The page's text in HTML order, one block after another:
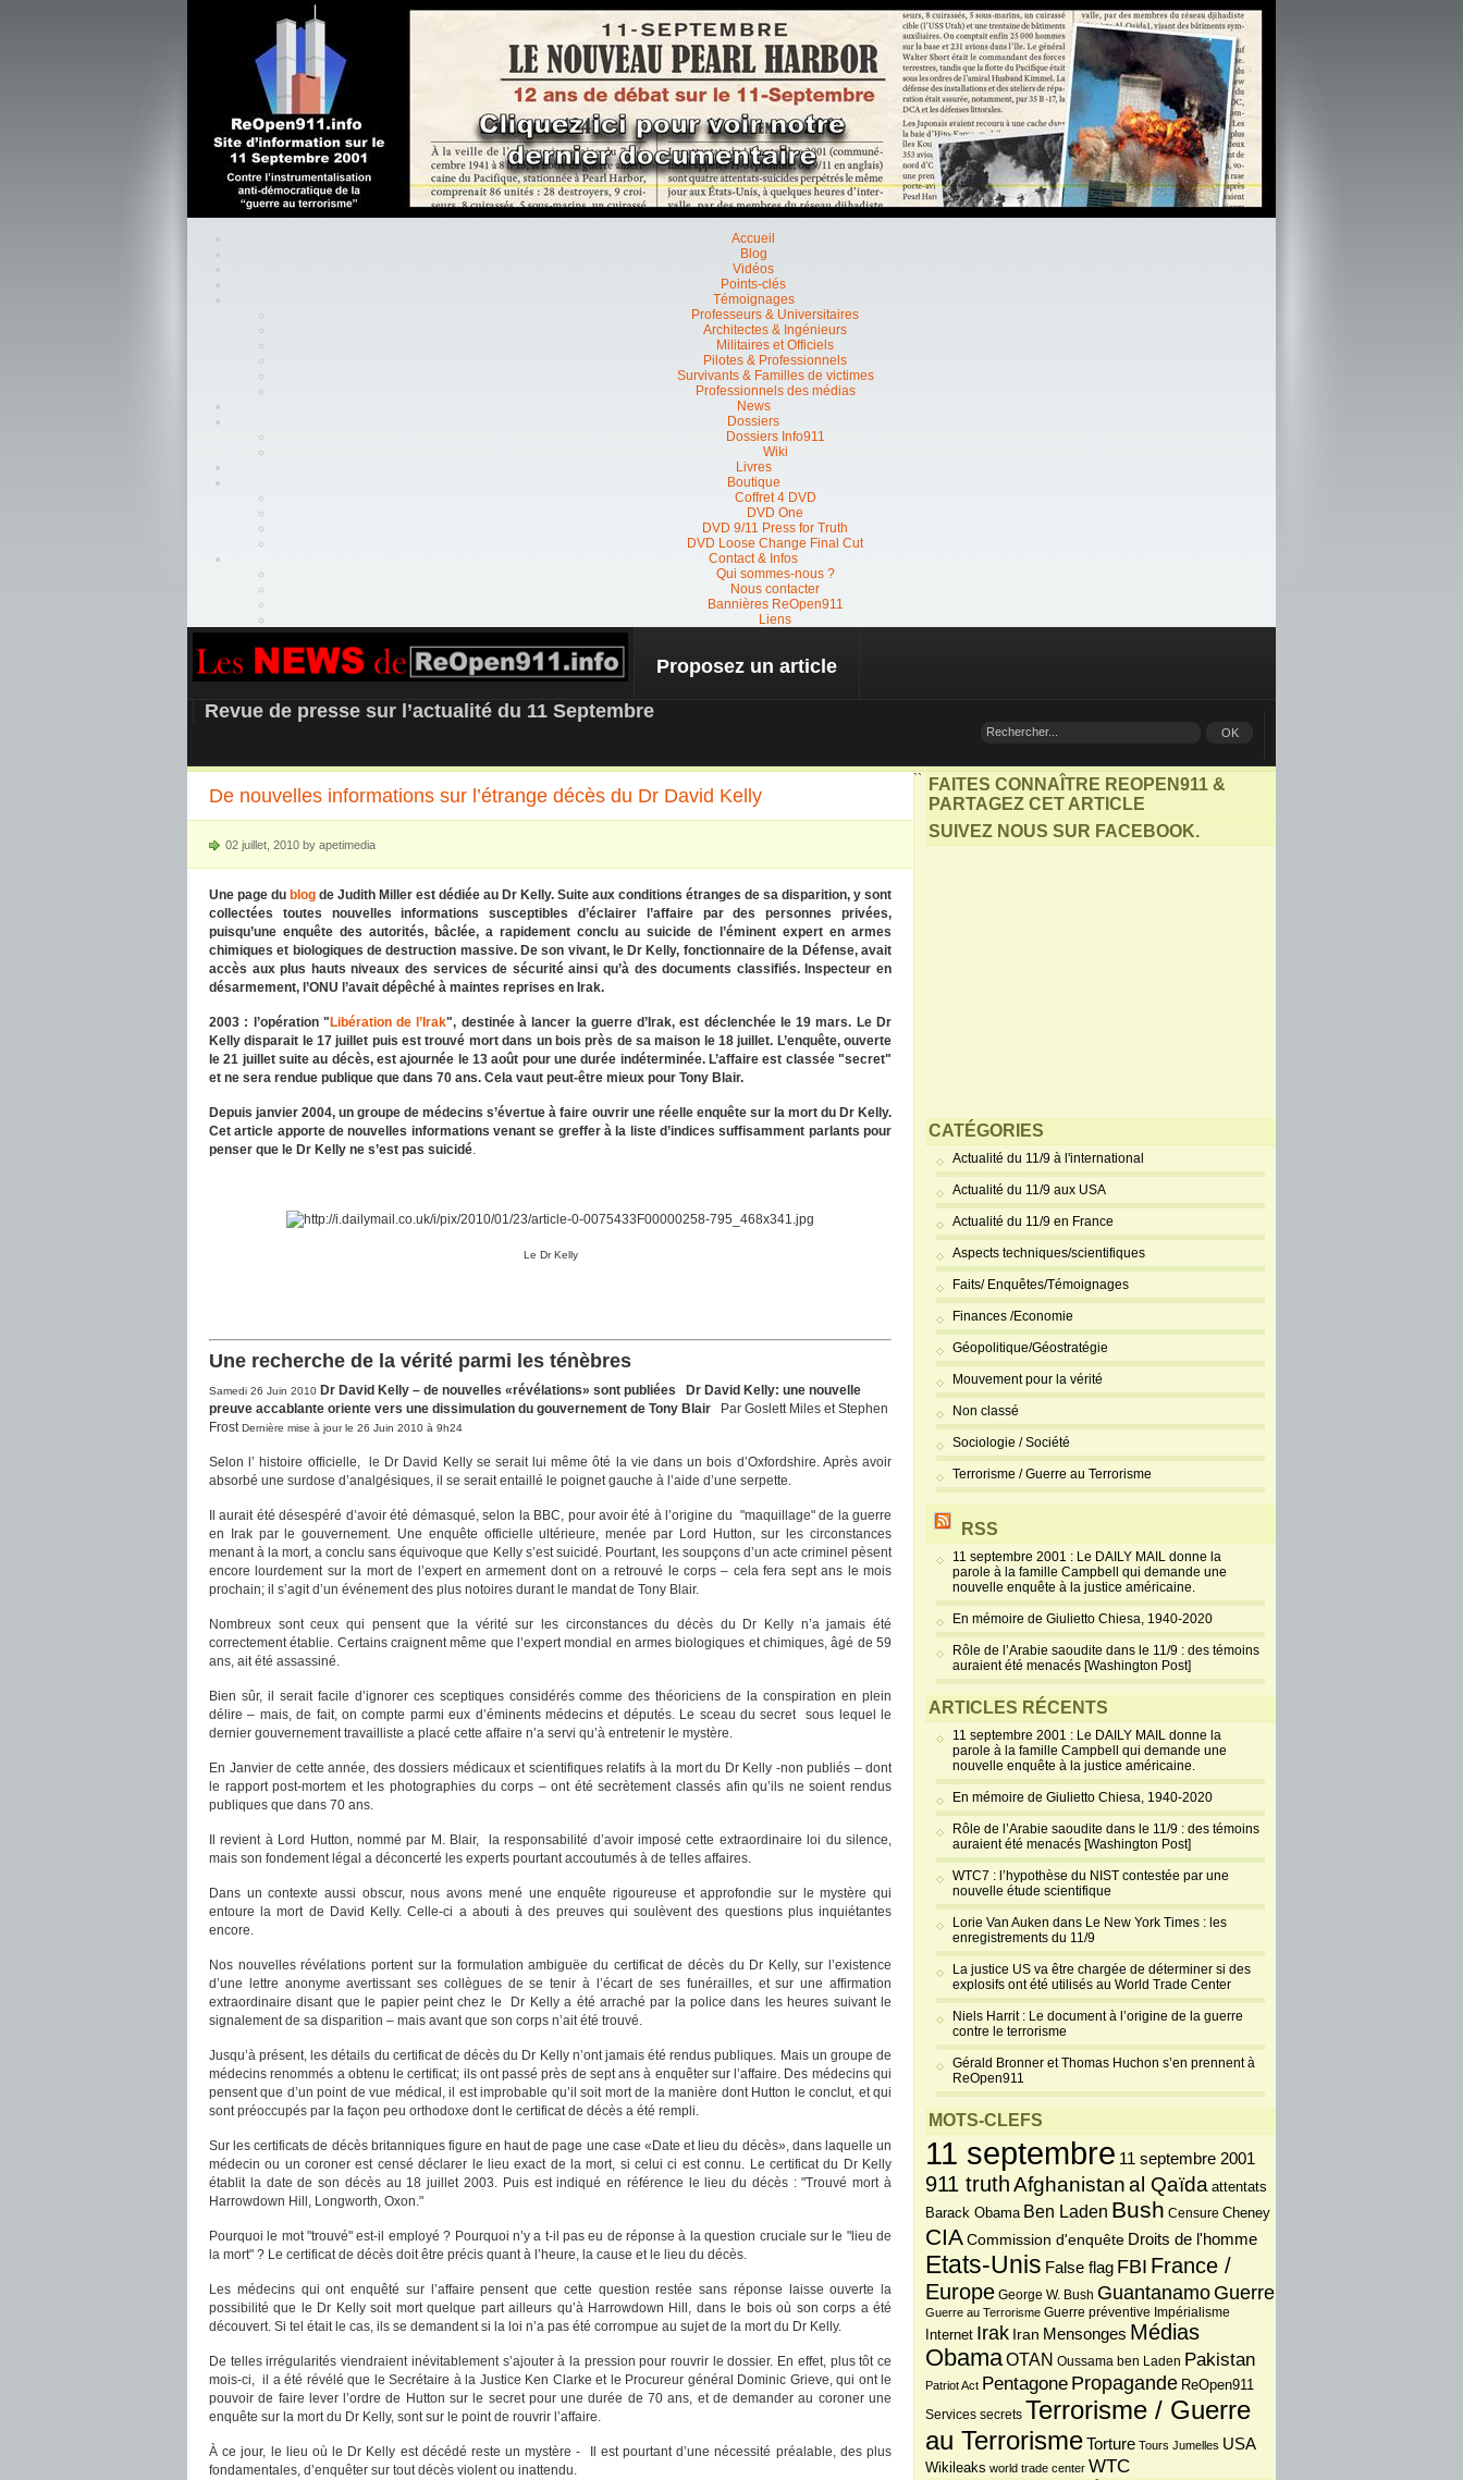
Accueil
Blog
Vidéos
Points-clés
Témoignages
Professeurs & Universitaires
Architectes & Ingénieurs
Militaires et Officiels
Pilotes & Professionnels
Survivants & Familles de victimes
Professionnels des médias
News
Dossiers
Dossiers Info911
Wiki
Livres
Boutique
Coffret 4 DVD
DVD One
DVD 9/11 Press for Truth
DVD Loose Change Final Cut
Contact & Infos
Qui sommes-nous ?
Nous contacter
Bannières ReOpen911
Liens
REOPEN911 – NEWS
Proposez un article
Revue de presse sur l’actualité du 11 Septembre
De nouvelles informations sur l’étrange décès du Dr David Kelly
02 juillet, 2010 by apetimedia
Une page du blog de Judith Miller est dédiée au Dr Kelly. Suite aux conditions étranges de sa disparition, y sont
collectées toutes nouvelles informations susceptibles d’éclairer l’affaire par des personnes privées,
puisqu’une enquête des autorités, bâclée, a rapidement conclu au suicide de l’éminent expert en armes
chimiques et biologiques de destruction massive. De son vivant, le Dr Kelly, fonctionnaire de la Défense, avait
accès aux plus hauts niveaux des services de sécurité ainsi qu’à des documents classifiés. Inspecteur en
désarmement, l’ONU l’avait dépêché à maintes reprises en Irak.
2003 : l’opération " Libération de l’Irak", destinée à lancer la guerre d’Irak, est déclenchée le 19 mars. Le Dr
Kelly disparait le 17 juillet puis est trouvé mort dans un bois près de sa maison le 18 juillet. L’enquête, ouverte
le 21 juillet suite au décès, est ajournée le 13 août pour une durée indéterminée. L’affaire est classée "secret"
et ne sera rendue publique que dans 70 ans. Cela vaut peut-être mieux pour Tony Blair.
Depuis janvier 2004, un groupe de médecins s’évertue à faire ouvrir une réelle enquête sur la mort du Dr Kelly.
Cet article apporte de nouvelles informations venant se greffer à la liste d’indices suffisamment parlants pour
penser que le Dr Kelly ne s’est pas suicidé.
Le Dr Kelly
Une recherche de la vérité parmi les ténèbres
Samedi 26 Juin 2010 Dr David Kelly – de nouvelles «révélations» sont publiées
Dr David Kelly: une nouvelle
preuve accablante oriente vers une dissimulation du gouvernement de Tony Blair Par Goslett Miles et Stephen
FrostDernière mise à jour le 26 Juin 2010 à 9h24
Selon l’ histoire officielle, le Dr David Kelly se serait lui même ôté la vie dans un bois d’Oxfordshire. Après avoir
absorbé une surdose d’analgésiques, il se serait entaillé le poignet gauche à l’aide d’une serpette.
Il aurait été désespéré d’avoir été démasqué, selon la BBC, pour avoir été à l’origine du "maquillage" de la guerre
en Irak par le gouvernement. Une enquête officielle ultérieure, menée par Lord Hutton, sur les circonstances
menant à la mort, a conclu sans équivoque que Kelly s’est suicidé. Pourtant, les soupçons d’un acte criminel pèsent
encore lourdement sur la mort de l’expert en armement dont on a retrouvé le corps – cela fera sept ans le mois
prochain; il s’agit d’un événement des plus notoires durant le mandat de Tony Blair.
Nombreux sont ceux qui pensent que la vérité sur les circonstances du décès du Dr Kelly n’a jamais été
correctement établie. Certains craignent même que l’expert mondial en armes biologiques et chimiques, âgé de 59
ans, ait été assassiné.
Bien sûr, il serait facile d’ignorer ces sceptiques considérés comme des théoriciens de la conspiration en plein
délire – mais, de fait, on compte parmi eux d’éminents médecins et députés. Le sceau du secret sous lequel le
dernier gouvernement travailliste a placé cette affaire n’a servi qu’à entretenir le mystère.
En Janvier de cette année, des dossiers médicaux et scientifiques relatifs à la mort du Dr Kelly -non publiés – dont
le rapport post-mortem et les photographies du corps – ont été secrètement classés afin qu’ils ne soient rendus
publiques que dans 70 ans.
Il revient à Lord Hutton, nommé par M. Blair, la responsabilité d’avoir imposé cette extraordinaire loi du silence,
mais son fondement légal a déconcerté les experts pourtant accoutumés à de telles affaires.
Dans un contexte aussi obscur, nous avons mené une enquête rigoureuse et approfondie sur le mystère qui
entoure la mort de David Kelly. Celle-ci a abouti à des preuves qui soulèvent des questions plus inquiétantes
encore.
Nos nouvelles révélations portent sur la formulation ambiguëe du certificat de décès du Dr Kelly, sur l’existence
d’une lettre anonyme avertissant ses collègues de se tenir à l’écart de ses funérailles, et sur une affirmation
extraordinaire disant que le papier peint chez le Dr Kelly a été arraché par la police dans les heures suivant le
signalement de sa disparition – mais avant que son corps n’ait été trouvé.
Jusqu’à présent, les détails du certificat de décès du Dr Kelly n’ont jamais été rendus publiques. Mais un groupe de
médecins renommés a obtenu le certificat; ils ont passé près de sept ans à enquêter sur l’affaire. Des médecins qui
pensent que d’un point de vue médical, il est improbable qu’il soit mort de la manière dont Hutton le conclut, et qui
sont préoccupés par la façon peu orthodoxe dont le certificat de décès a été rempli.
Sur les certificats de décès britanniques figure en haut de page une case «Date et lieu du décès», dans laquelle un
médecin ou un coroner est censé déclarer le lieu exact de la mort, si celui ci est connu. Le certificat du Dr Kelly
établit la date de son décès au 18 juillet 2003. Puis est indiqué en référence le lieu du décès : "Trouvé mort à
Harrowdown Hill, Longworth, Oxon."
Pourquoi le mot "trouvé" est-il employé ? Pourquoi n’y a t-il pas eu de réponse à la question cruciale sur le "lieu de
la mort" ? Le certificat de décès doit être précis quant à l’heure, la cause et le lieu du décès.
Les médecins qui ont enquêté sur l’affaire pensent que cette question restée sans réponse laisse ouverte la
possibilité que le Dr Kelly soit mort quelque part ailleurs qu’à Harrowdown Hill, dans le bois où son corps a été
découvert. Si tel était le cas, ils se demandent si la loi n’a pas été corrompue au sujet de la mort du Dr Kelly.
De telles irrégularités viendraient inévitablement s’ajouter à la pression pour rouvrir le dossier. En effet, plus tôt ce
mois-ci, il a été révélé que le Secrétaire à la Justice Ken Clarke et le Procureur général Dominic Grieve, qui ont le
pouvoir de faire lever l’ordre de Hutton sur le secret pour une durée de 70 ans, et de demander au coroner une
enquête sur la mort du Dr Kelly, sont sur le point de rouvrir l’affaire.
À ce jour, le lieu où le Dr Kelly est décédé reste un mystère - Il est pourtant d’une nécessité préalable, des plus
fondamentales, d’enquêter sur tout décès violent ou inattendu.
``
FAITES CONNAÎTRE REOPEN911 &
PARTAGEZ CET ARTICLE
SUIVEZ NOUS SUR FACEBOOK.
CATÉGORIES
Actualité du 11/9 à l'international
Actualité du 11/9 aux USA
Actualité du 11/9 en France
Aspects techniques/scientifiques
Faits/ Enquêtes/Témoignages
Finances /Economie
Géopolitique/Géostratégie
Mouvement pour la vérité
Non classé
Sociologie / Société
Terrorisme / Guerre au Terrorisme
RSS
11 septembre 2001 : Le DAILY MAIL donne la
parole à la famille Campbell qui demande une
nouvelle enquête à la justice américaine.
En mémoire de Giulietto Chiesa, 1940-2020
Rôle de l’Arabie saoudite dans le 11/9 : des témoins
auraient été menacés [Washington Post]
ARTICLES RÉCENTS
11 septembre 2001 : Le DAILY MAIL donne la
parole à la famille Campbell qui demande une
nouvelle enquête à la justice américaine.
En mémoire de Giulietto Chiesa, 1940-2020
Rôle de l’Arabie saoudite dans le 11/9 : des témoins
auraient été menacés [Washington Post]
WTC7 : l’hypothèse du NIST contestée par une
nouvelle étude scientifique
Lorie Van Auken dans Le New York Times : les
enregistrements du 11/9
La justice US va être chargée de déterminer si des
explosifs ont été utilisés au World Trade Center
Niels Harrit : Le document à l’origine de la guerre
contre le terrorisme
Gérald Bronner et Thomas Huchon s’en prennent à
ReOpen911
MOTS-CLEFS
11 septembre 11 septembre 2001
911 truthAfghanistanal Qaïda attentats
Barack Obama Ben Laden Bush Censure Cheney
CIA Commission d'enquête Droits de l'homme
Etats-Unis False flag FBI France /
Europe George W. Bush Guantanamo Guerre
Guerre au Terrorisme Guerre préventive Impérialisme
Internet Irak Iran Mensonges Médias
ObamaOTAN Oussama ben Laden Pakistan
Patriot Act Pentagone Propagande ReOpen911
Services secrets Terrorisme / Guerre
au TerrorismeTorture Tours Jumelles USA
Wikileaks world trade center WTC